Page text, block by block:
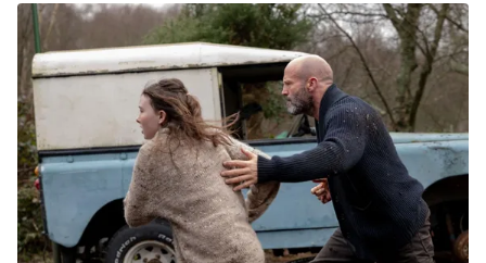
Pháp luật
Y tế
Thế giới
Tin tức
Thế giới đó đây
Kinh tế